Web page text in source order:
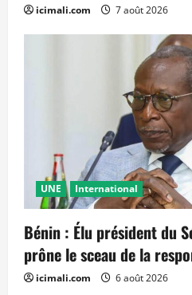
icimali.com 7 août 2026
UNE International
Bénin : Élu président du
prône le sceau de la
icimali.com 6 août 2026